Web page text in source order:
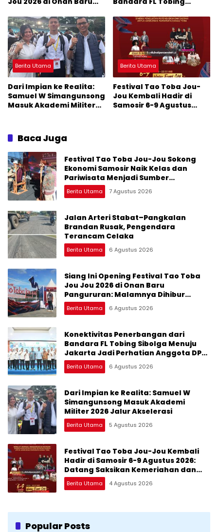
Dihibur Marsada Band
Jadi Perhatian Anggota
DPR RI Muhammad Lokot
Nasution
Berita Utama
Dari Impian ke Realita:
Samuel W Simangunsong
Masuk Akademi Militer
Berita Utama
Festival Tao Toba Jou-
Jou Kembali Hadir di
Samosir 6-9 Agustus
Baca Juga
Festival Tao Toba Jou-Jou Sokong
Ekonomi Samosir Naik Kelas dan
Pariwisata Menjadi Sumber
Pertumbuhan Ekonomi Baru
Berita Utama 7 Agustus 2026
Jalan Arteri Stabat–Pangkalan
Brandan Rusak, Pengendara
Terancam Celaka
Berita Utama 6 Agustus 2026
Siang Ini Opening Festival Tao Toba
Jou Jou 2026 di Onan Baru
Pangururan: Malamnya Dihibur
Marsada Band
Berita Utama 6 Agustus 2026
Konektivitas Penerbangan dari
Bandara FL Tobing Sibolga Menuju
Jakarta Jadi Perhatian Anggota DPR
RI Muhammad Lokot Nasution
Berita Utama 6 Agustus 2026
Dari Impian ke Realita: Samuel W
Simangunsong Masuk Akademi
Militer 2026 Jalur Akselerasi
Berita Utama 5 Agustus 2026
Festival Tao Toba Jou-Jou Kembali
Hadir di Samosir 6-9 Agustus 2026:
Datang Saksikan Kemeriahan dan
Raih Peluangnya
Berita Utama 4 Agustus 2026
Popular Posts